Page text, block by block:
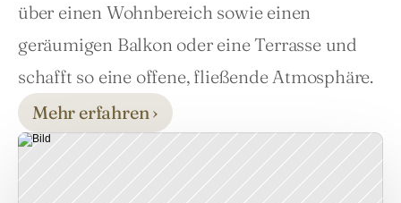
über einen Wohnbereich sowie einen
geräumigen Balkon oder eine Terrasse und
schafft so eine offene, fließende Atmosphäre.
Mehr erfahren ›